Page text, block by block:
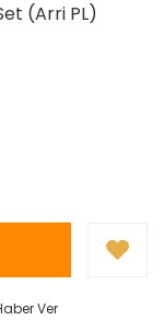
(Arri PL)
Ver